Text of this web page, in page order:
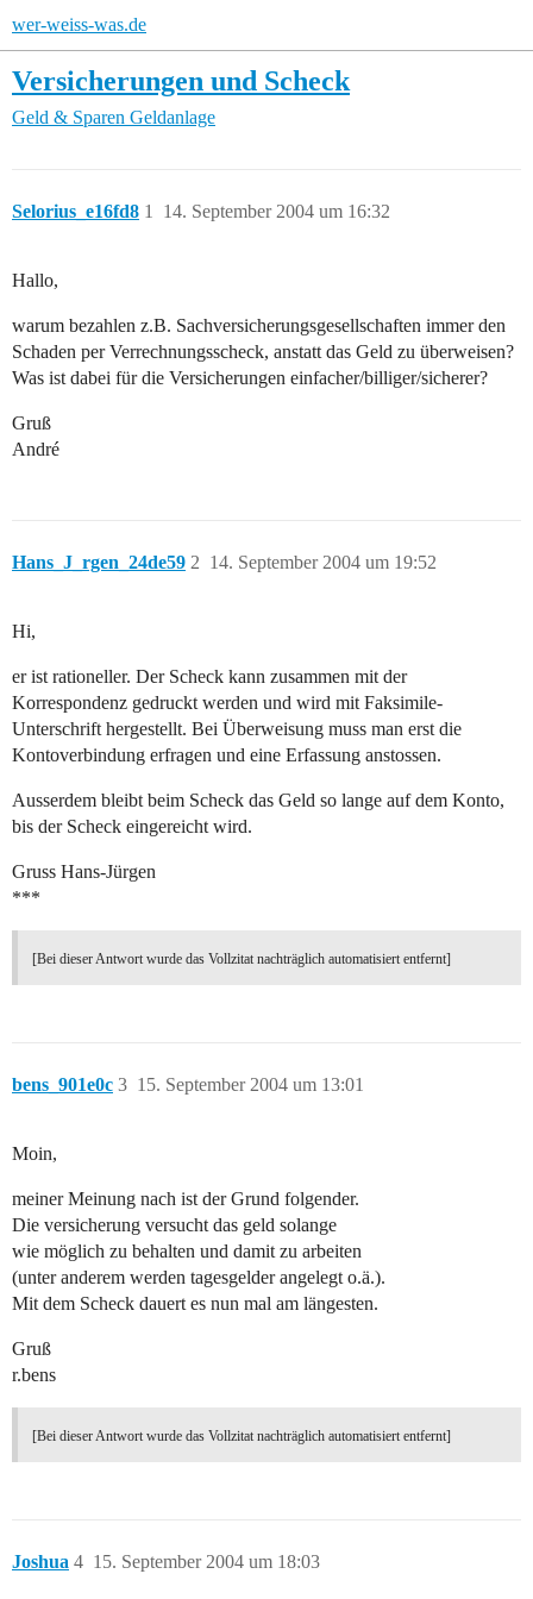
wer-weiss-was.de
Versicherungen und Scheck
Geld & Sparen Geldanlage
Selorius_e16fd8 14. September 2004 um 16:32
1
Hallo,
warum bezahlen z.B. Sachversicherungsgesellschaften immer den
Schaden per Verrechnungsscheck, anstatt das Geld zu überweisen?
Was ist dabei für die Versicherungen einfacher/billiger/sicherer?
Gruß
André
Hans_J_rgen_24de59 14. September 2004 um 19:52
2
Hi,
er ist rationeller. Der Scheck kann zusammen mit der
Korrespondenz gedruckt werden und wird mit Faksimile-
Unterschrift hergestellt. Bei Überweisung muss man erst die
Kontoverbindung erfragen und eine Erfassung anstossen.
Ausserdem bleibt beim Scheck das Geld so lange auf dem Konto,
bis der Scheck eingereicht wird.
Gruss Hans-Jürgen
***
[Bei dieser Antwort wurde das Vollzitat nachträglich automatisiert entfernt]
bens_901e0c 15. September 2004 um 13:01
3
Moin,
meiner Meinung nach ist der Grund folgender.
Die versicherung versucht das geld solange
wie möglich zu behalten und damit zu arbeiten
(unter anderem werden tagesgelder angelegt o.ä.).
Mit dem Scheck dauert es nun mal am längesten.
Gruß
r.bens
[Bei dieser Antwort wurde das Vollzitat nachträglich automatisiert entfernt]
Joshua 15. September 2004 um 18:03
4